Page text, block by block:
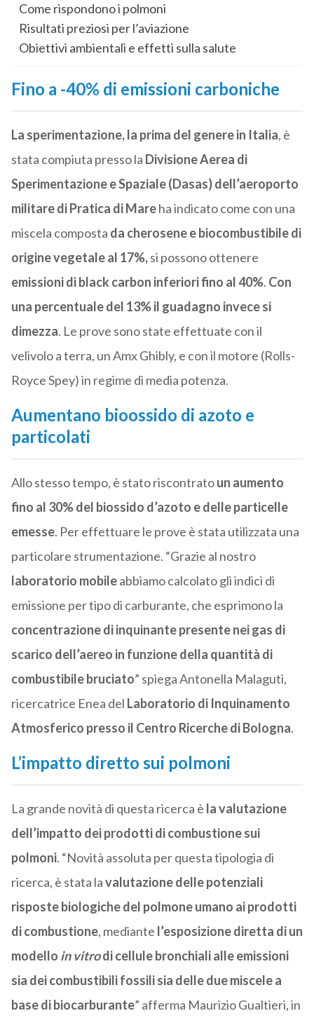
Come rispondono i polmoni
Risultati preziosi per l’aviazione
Obiettivi ambientali e effetti sulla salute
Fino a -40% di emissioni carboniche
La sperimentazione, la prima del genere in Italia, è
stata compiuta presso la Divisione Aerea di
Sperimentazione e Spaziale (Dasas) dell’aeroporto
militare di Pratica di Mareha indicato come con una
miscela composta da cherosene e biocombustibile di
origine vegetale al 17%,si possono ottenere
emissioni di black carbon inferiori fino al 40%. Con
una percentuale del 13% il guadagno invece si
dimezza. Le prove sono state effettuate con il
velivolo a terra, un Amx Ghibly, e con il motore (Rolls-
Royce Spey) in regime di media potenza.
Aumentano bioossido di azoto e
particolati
Allo stesso tempo, è stato riscontratoun aumento
fino al 30% del biossido d’azoto e delle particelle
emesse. Per effettuare le prove è stata utilizzata una
particolare strumentazione. “Grazie al nostro
laboratorio mobileabbiamo calcolato gli indici di
emissione per tipo di carburante, che esprimono la
concentrazione di inquinante presente nei gas di
scarico dell’aereo in funzione della quantità di
combustibile bruciato” spiega Antonella Malaguti,
ricercatrice Enea del Laboratorio di Inquinamento
Atmosferico presso il Centro Ricerche di Bologna.
L’impatto diretto sui polmoni
La grande novità di questa ricerca è la valutazione
dell’impatto dei prodotti di combustione sui
polmoni. “Novità assoluta per questa tipologia di
ricerca, è stata lavalutazione delle potenziali
risposte biologiche del polmone umano ai prodotti
di combustione, mediante l’esposizione diretta di un
modello in vitrodi cellule bronchiali alle emissioni
sia dei combustibili fossili sia delle due miscele a
base di biocarburante” afferma Maurizio Gualtieri, in